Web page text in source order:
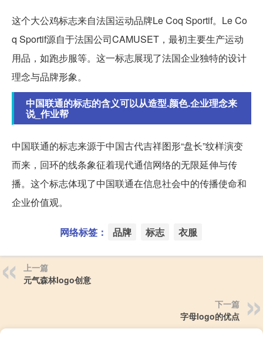
这个大公鸡标志来自法国运动品牌Le Coq Sportif。Le Co
q Sportif源自于法国公司CAMUSET，最初主要生产运动
用品，如跑步服等。这一标志展现了法国企业独特的设计
理念与品牌形象。
中国联通的标志的含义可以从造型.颜色.企业理念来
说_作业帮
中国联通的标志来源于中国古代吉祥图形“盘长”纹样演变
而来，回环的线条象征着现代通信网络的无限延伸与传
播。这个标志体现了中国联通在信息社会中的传播使命和
企业价值观。
网络标签： 品牌 标志 衣服
上一篇
元气森林logo创意
下一篇
字母logo的优点